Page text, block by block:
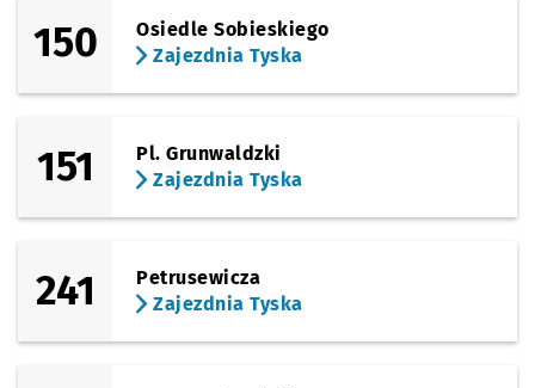
150
Osiedle Sobieskiego
Zajezdnia Tyska
151
Pl. Grunwaldzki
Zajezdnia Tyska
241
Petrusewicza
Zajezdnia Tyska